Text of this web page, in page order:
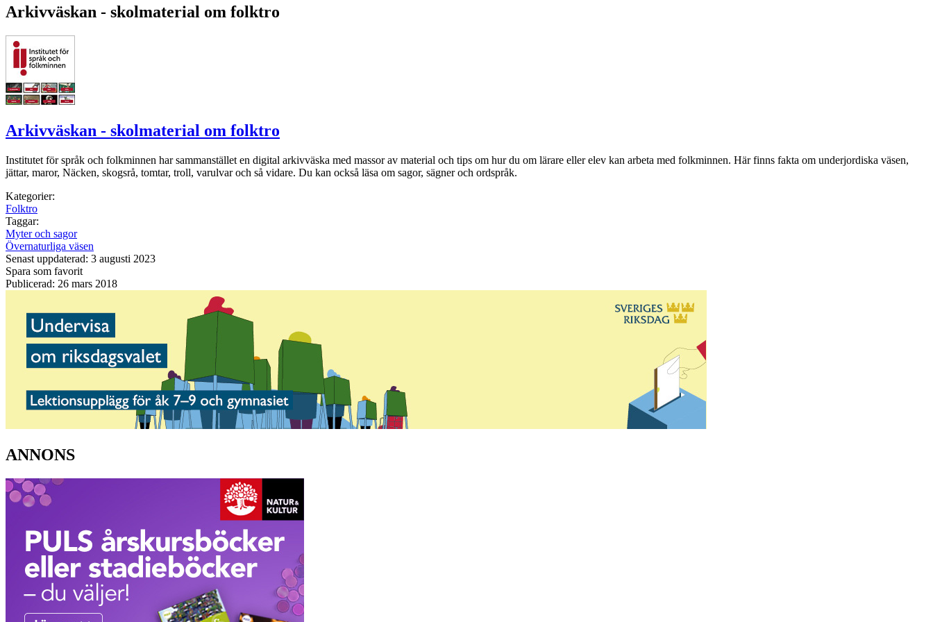
Arkivväskan - skolmaterial om folktro
Arkivväskan - skolmaterial om folktro
Institutet för språk och folkminnen har sammanstället en digital arkivväska med massor av material och tips om hur du om lärare eller elev kan arbeta med folkminnen. Här finns fakta om underjordiska väsen,
jättar, maror, Näcken, skogsrå, tomtar, troll, varulvar och så vidare. Du kan också läsa om sagor, sägner och ordspråk.
Kategorier:
Folktro
Taggar:
Myter och sagor
Övernaturliga väsen
Senast uppdaterad: 3 augusti 2023
Spara som favorit
Publicerad: 26 mars 2018
ANNONS